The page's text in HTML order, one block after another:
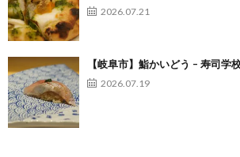
2026.07.21
【岐阜市】鮨かいどう – 寿司学
2026.07.19